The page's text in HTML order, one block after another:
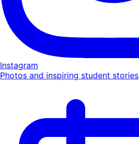
Instagram
Photos and inspiring student stories